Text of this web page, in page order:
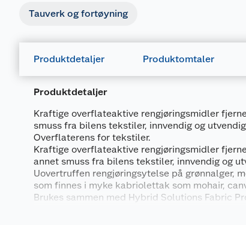
Tauverk og fortøyning
Produktdetaljer Produktomtaler
Produktdetaljer
Kraftige overflateaktive rengjøringsmidler
smuss fra bilens tekstiler, innvendig og
Overflaterens for tekstiler.
Kraftige overflateaktive rengjøringsmidler
annet smuss fra bilens tekstiler, innvendig og
Uovertruffen rengjøringsytelse på grønnalger,
som finnes i myke kabriolettak som mohair,
Brukes sammen med Hybrid Solutions Fabric
Merking
Fareutsagn